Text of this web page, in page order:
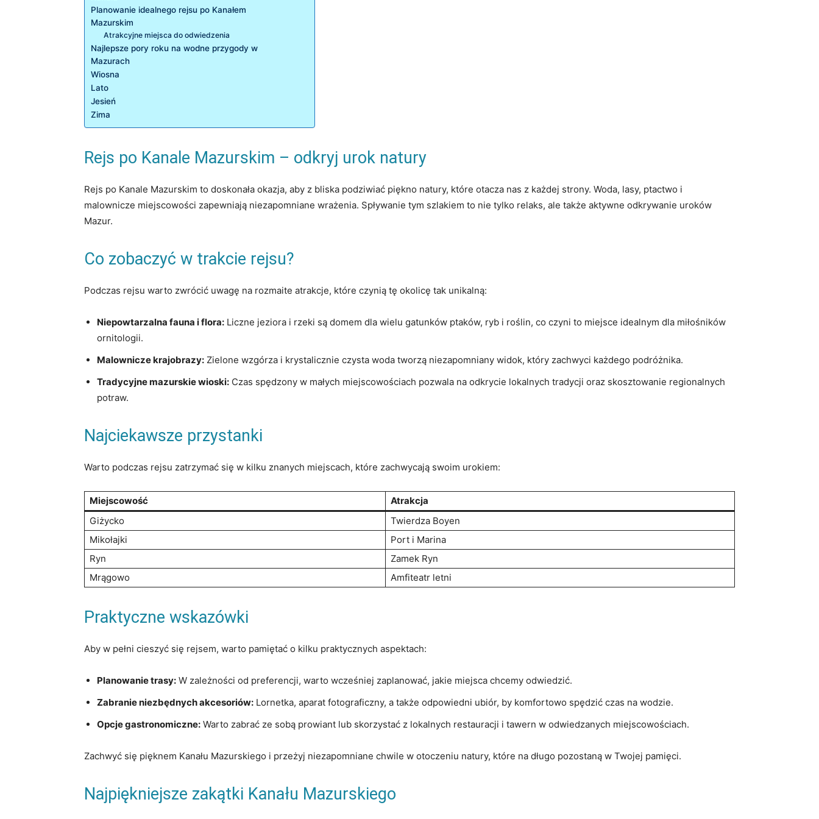
Planowanie idealnego rejsu po Kanałem
Mazurskim
Atrakcyjne miejsca ⁣do odwiedzenia
Najlepsze pory roku na wodne przygody w
⁢Mazurach
Wiosna
Lato
Jesień
Zima
Rejs po Kanale Mazurskim – odkryj urok natury
Rejs po Kanale Mazurskim to‍ doskonała okazja, aby z bliska podziwiać piękno natury, które otacza nas z każdej strony. Woda, lasy, ​ptactwo i
malownicze miejscowości zapewniają niezapomniane wrażenia.⁣ Spływanie tym szlakiem⁤ to nie tylko relaks, ale także‍ aktywne odkrywanie uroków
Mazur.
Co ⁣zobaczyć w trakcie rejsu?
Podczas rejsu warto zwrócić uwagę na⁤ rozmaite atrakcje, które czynią tę okolicę tak unikalną:
Niepowtarzalna fauna ​i‌ flora: Liczne jeziora i‌ rzeki są domem​ dla wielu ⁤gatunków ptaków, ⁤ryb i roślin, co czyni to miejsce idealnym dla miłośników
ornitologii.
Malownicze krajobrazy: Zielone wzgórza i krystalicznie czysta ⁤woda tworzą niezapomniany widok, który zachwyci każdego⁢ podróżnika.
Tradycyjne mazurskie wioski: Czas spędzony ⁣w małych ⁢miejscowościach pozwala⁣ na odkrycie​ lokalnych ​tradycji oraz skosztowanie regionalnych
potraw.
Najciekawsze przystanki
Warto podczas⁢ rejsu zatrzymać ⁤się w kilku znanych⁣ miejscach, które zachwycają swoim urokiem:
Miejscowość
Atrakcja
Giżycko
Twierdza Boyen
Mikołajki
Port i Marina
Ryn
Zamek Ryn
Mrągowo
Amfiteatr letni
Praktyczne wskazówki
Aby w‌ pełni cieszyć się rejsem, warto pamiętać ⁢o kilku praktycznych aspektach:
Planowanie trasy: W zależności od preferencji, warto wcześniej zaplanować, ⁣jakie ‌miejsca chcemy odwiedzić.
Zabranie niezbędnych akcesoriów: Lornetka, aparat fotograficzny, a także odpowiedni ubiór, by⁣ komfortowo spędzić czas​ na wodzie.
Opcje gastronomiczne: Warto zabrać ze sobą prowiant lub​ skorzystać z lokalnych restauracji​ i⁢ tawern w odwiedzanych miejscowościach.
Zachwyć się pięknem​ Kanału Mazurskiego i przeżyj niezapomniane​ chwile w otoczeniu natury, które‍ na długo pozostaną w‌ Twojej pamięci.
Najpiękniejsze zakątki Kanału Mazurskiego